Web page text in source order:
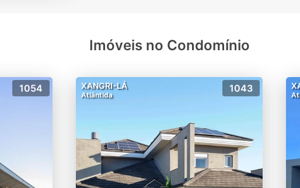
Imóveis no Condomínio
1054 XANGRI-LÁ
Atlântida
1043